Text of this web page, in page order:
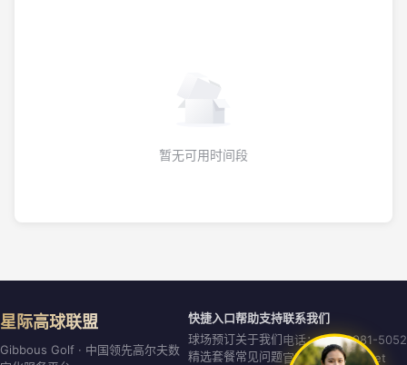
暂无可用时间段
星际高球联盟
Gibbous Golf · 中国领先高尔夫数
快捷入口
球场预订
精选套餐
帮助支持
关于我们
常见问题
联系我们
电话：020-8981-5052
官网：gibbous.net